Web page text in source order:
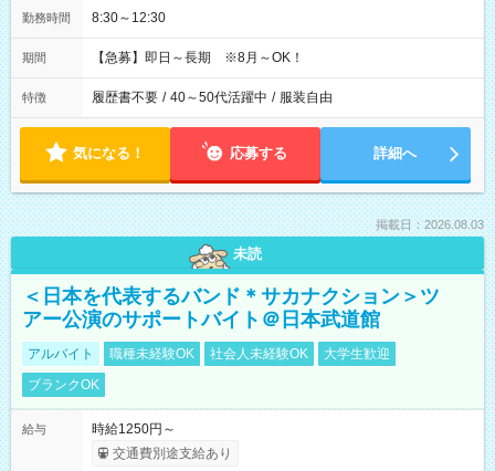
勤務時間 8:30～12:30
期間 【急募】即日～長期 ※8月～OK！
特徴 履歴書不要 / 40～50代活躍中 / 服装自由
気になる！ 応募する 詳細へ
掲載日：2026.08.03
未読
＜日本を代表するバンド＊サカナクション＞ツ
アー公演のサポートバイト＠日本武道館
アルバイト 職種未経験OK 社会人未経験OK
大学生歓迎
ブランクOK
給与
時給1250円～
交通費別途支給あり